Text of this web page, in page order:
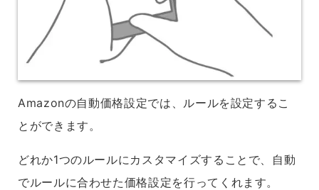
Amazonの自動価格設定では、ルールを設定するこ
とができます。
どれか1つのルールにカスタマイズすることで、自動
でルールに合わせた価格設定を行ってくれます。